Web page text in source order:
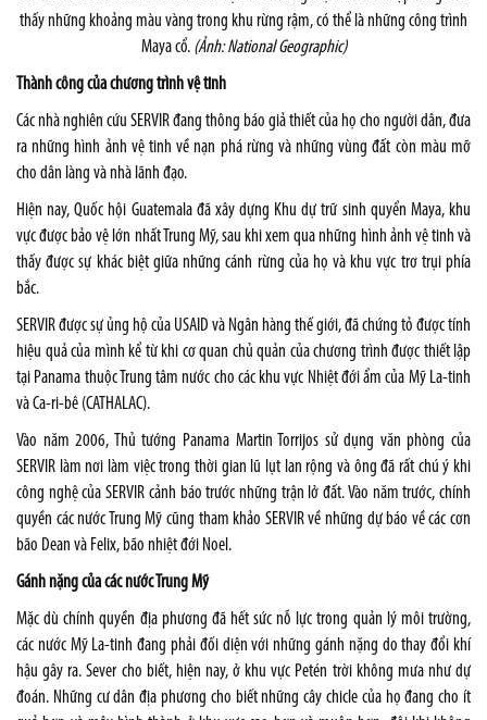
thấy những khoảng màu vàng trong khu rừng rậm, có thể là những công trình
Maya cổ. (Ảnh: National Geographic)
Thành công của chương trình vệ tinh
Các nhà nghiên cứu SERVIR đang thông báo giả thiết của họ cho người dân, đưa
ra những hình ảnh vệ tinh về nạn phá rừng và những vùng đất còn màu mỡ
cho dân làng và nhà lãnh đạo.
Hiện nay, Quốc hội Guatemala đã xây dựng Khu dự trữ sinh quyển Maya, khu
vực được bảo vệ lớn nhất Trung Mỹ, sau khi xem qua những hình ảnh vệ tinh và
thấy được sự khác biệt giữa những cánh rừng của họ và khu vực trơ trụi phía
bắc.
SERVIR được sự ủng hộ của USAID và Ngân hàng thế giới, đã chứng tỏ được tính
hiệu quả của mình kể từ khi cơ quan chủ quản của chương trình được thiết lập
tại Panama thuộc Trung tâm nước cho các khu vực Nhiệt đới ẩm của Mỹ La-tinh
và Ca-ri-bê (CATHALAC).
Vào năm 2006, Thủ tướng Panama Martin Torrijos sử dụng văn phòng của
SERVIR làm nơi làm việc trong thời gian lũ lụt lan rộng và ông đã rất chú ý khi
công nghệ của SERVIR cảnh báo trước những trận lở đất. Vào năm trước, chính
quyền các nước Trung Mỹ cũng tham khảo SERVIR về những dự báo về các cơn
bão Dean và Felix, bão nhiệt đới Noel.
Gánh nặng của các nước Trung Mỹ
Mặc dù chính quyền địa phương đã hết sức nỗ lực trong quản lý môi trường,
các nước Mỹ La-tinh đang phải đối diện với những gánh nặng do thay đổi khí
hậu gây ra. Sever cho biết, hiện nay, ở khu vực Petén trời không mưa như dự
đoán. Những cư dân địa phương cho biết những cây chicle của họ đang cho ít